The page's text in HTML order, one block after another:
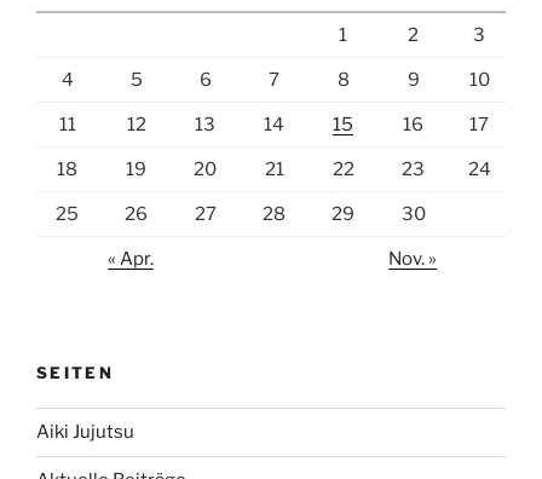
1 2 3
4 5 6 7 8 9 10
11 12 13 14 15 16 17
18 19 20 21 22 23 24
25 26 27 28 29 30
« Apr. Nov. »
SEITEN
Aiki Jujutsu